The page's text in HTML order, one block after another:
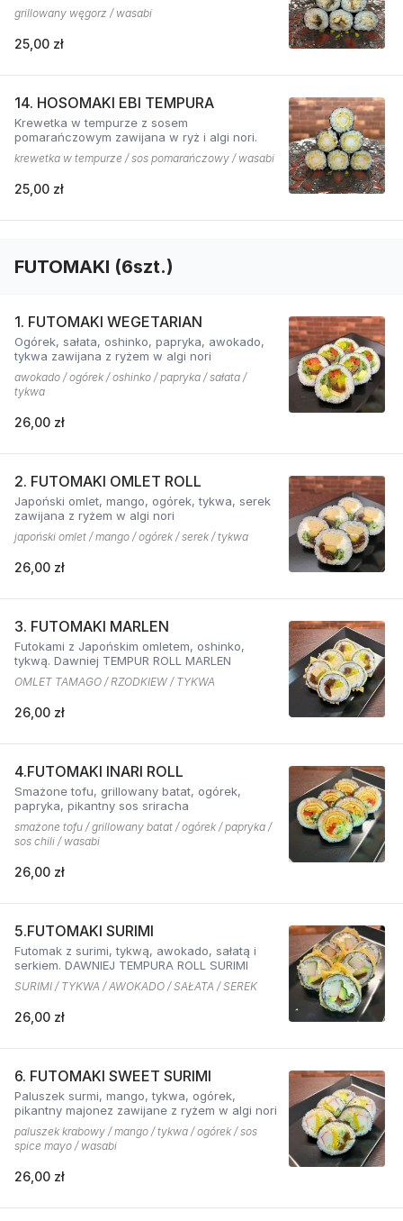
grillowany węgorz / wasabi
25,00 zł
14. HOSOMAKI EBI TEMPURA
Krewetka w tempurze z sosem
pomarańczowym zawijana w ryż i algi nori.
krewetka w tempurze / sos pomarańczowy / wasabi
25,00 zł
FUTOMAKI (6szt.)
1. FUTOMAKI WEGETARIAN
Ogórek, sałata, oshinko, papryka, awokado,
tykwa zawijana z ryżem w algi nori
awokado / ogórek / oshinko / papryka / sałata /
tykwa
26,00 zł
2. FUTOMAKI OMLET ROLL
Japoński omlet, mango, ogórek, tykwa, serek
zawijana z ryżem w algi nori
japoński omlet / mango / ogórek / serek / tykwa
26,00 zł
3. FUTOMAKI MARLEN
Futokami z Japońskim omletem, oshinko,
tykwą. Dawniej TEMPUR ROLL MARLEN
OMLET TAMAGO / RZODKIEW / TYKWA
26,00 zł
4.FUTOMAKI INARI ROLL
Smażone tofu, grillowany batat, ogórek,
papryka, pikantny sos sriracha
smażone tofu / grillowany batat / ogórek / papryka /
sos chili / wasabi
26,00 zł
5.FUTOMAKI SURIMI
Futomak z surimi, tykwą, awokado, sałatą i
serkiem. DAWNIEJ TEMPURA ROLL SURIMI
SURIMI / TYKWA / AWOKADO / SAŁATA / SEREK
26,00 zł
6. FUTOMAKI SWEET SURIMI
Paluszek surmi, mango, tykwa, ogórek,
pikantny majonez zawijane z ryżem w algi nori
paluszek krabowy / mango / tykwa / ogórek / sos
spice mayo / wasabi
26,00 zł